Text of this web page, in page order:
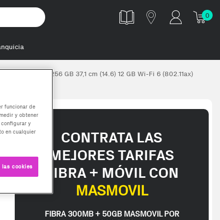
0
& LTE-FDD 256 GB 37,1 cm (14.6) 12 GB Wi-Fi 6 (802.11ax)
CONTRATA LAS
MEJORES TARIFAS
FIBRA + MÓVIL CON
MASMOVIL
FIBRA 300MB + 50GB MASMOVIL POR
funcionar de
y obtener
y
en cualquier
cookies